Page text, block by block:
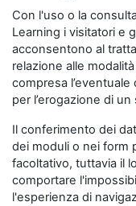
Con l'uso o la
Learning i visitatori e
acconsentono al
relazione alle
compresa
per l’erogazione di un
Il conferimento dei
dei moduli o nei form
facoltativo, tuttavia il
comportare
l'esperienza di